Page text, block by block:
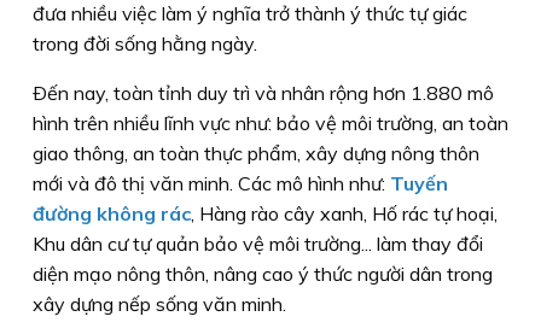
đưa nhiều việc làm ý nghĩa trở thành ý thức tự giác
trong đời sống hằng ngày.
Ðến nay, toàn tỉnh duy trì và nhân rộng hơn 1.880 mô
hình trên nhiều lĩnh vực như: bảo vệ môi trường, an toàn
giao thông, an toàn thực phẩm, xây dựng nông thôn
mới và đô thị văn minh. Các mô hình như: Tuyến
đường không rác, Hàng rào cây xanh, Hố rác tự hoại,
Khu dân cư tự quản bảo vệ môi trường... làm thay đổi
diện mạo nông thôn, nâng cao ý thức người dân trong
xây dựng nếp sống văn minh.